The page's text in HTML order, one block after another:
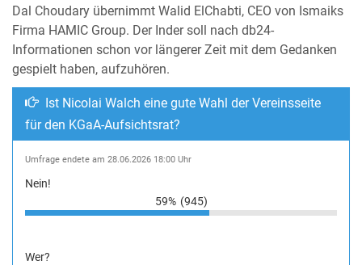
Dal Choudary übernimmt Walid ElChabti, CEO von Ismaiks
Firma HAMIC Group. Der Inder soll nach db24-
Informationen schon vor längerer Zeit mit dem Gedanken
gespielt haben, aufzuhören.
Ist Nicolai Walch eine gute Wahl der Vereinsseite
für den KGaA-Aufsichtsrat?
Umfrage endete am 28.06.2026 18:00 Uhr
Nein!
59% (945)
Wer?